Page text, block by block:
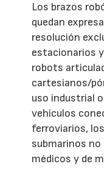
Los brazos
quedan
resolución
estacionarios
robots
cartesianos/
uso industrial
vehículos
ferroviarios,
submarinos
médicos y de